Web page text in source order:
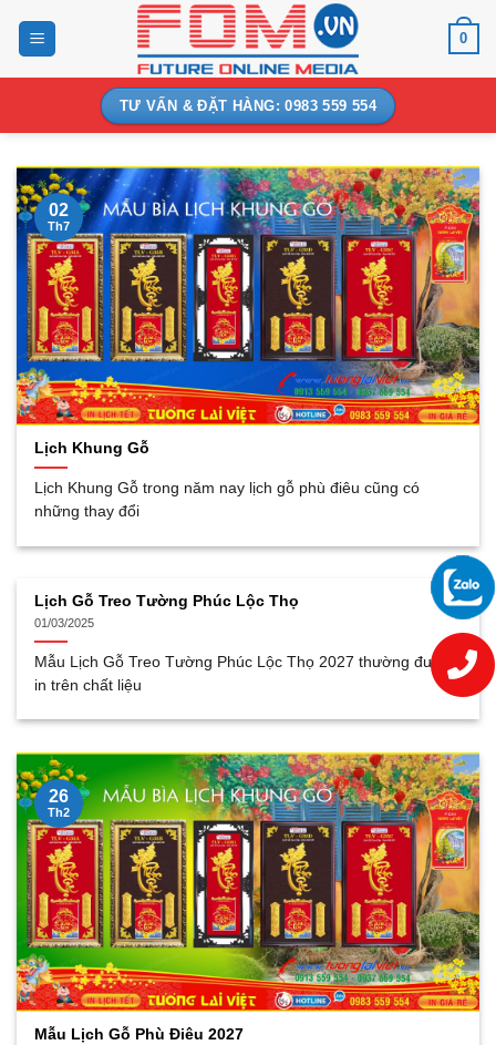
0
TƯ VẤN & ĐẶT HÀNG: 0983 559 554
Lịch Khung Gỗ
Lịch Khung Gỗ trong năm nay lịch gỗ phù điêu cũng có
những thay đổi
02
Th7
Lịch Gỗ Treo Tường Phúc Lộc Thọ
01/03/2025
Mẫu Lịch Gỗ Treo Tường Phúc Lộc Thọ 2027 thường được
in trên chất liệu
Mẫu Lịch Gỗ Phù Điêu 2027
26
Th2